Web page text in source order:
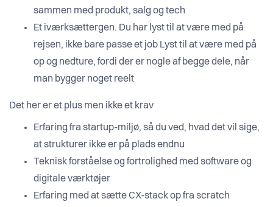
sammen med produkt, salg og tech
Et iværksættergen. Du har lyst til at være med på
rejsen, ikke bare passe et job Lyst til at være med på
op og nedture, fordi der er nogle af begge dele, når
man bygger noget reelt
Det her er et plus men ikke et krav
Erfaring fra startup-miljø, så du ved, hvad det vil sige,
at strukturer ikke er på plads endnu
Teknisk forståelse og fortrolighed med software og
digitale værktøjer
Erfaring med at sætte CX-stack op fra scratch